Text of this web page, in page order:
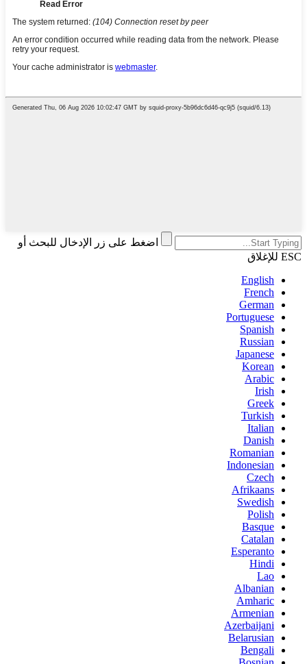
اضغط على زر الإدخال للبحث أو
ESC للإغلاق
English
French
German
Portuguese
Spanish
Russian
Japanese
Korean
Arabic
Irish
Greek
Turkish
Italian
Danish
Romanian
Indonesian
Czech
Afrikaans
Swedish
Polish
Basque
Catalan
Esperanto
Hindi
Lao
Albanian
Amharic
Armenian
Azerbaijani
Belarusian
Bengali